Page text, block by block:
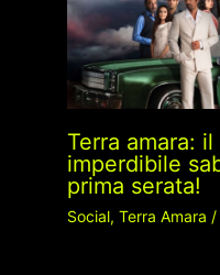
Terra amara:
imperdibile
prima serata!
Social, Terra Amara /